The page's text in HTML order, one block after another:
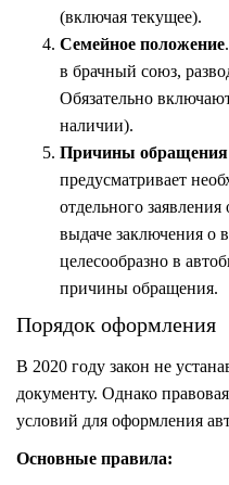
(включая текущее).
Семейное положение
в брачный союз,
Обязательно
наличии).
Причины обращения
предусматривает
отдельного
выдаче заключения о
целесообразно в
причины обращения.
Порядок оформления
В 2020 году закон не
документу. Однако
условий для оформления
Основные правила: